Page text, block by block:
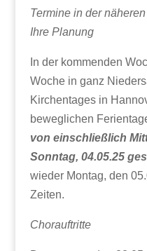
Termine in der
Ihre Planung
In der kommenden
Woche in ganz
Kirchentages in
beweglichen
von einschließlich
Sonntag, 04.05.25
wieder Montag, den
Zeiten.
Chorauftritte